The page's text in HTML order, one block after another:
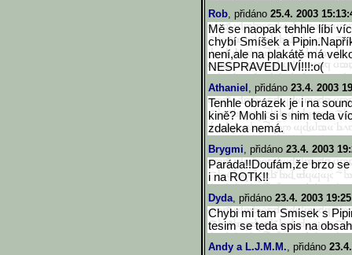
Rob, přidáno 25.4. 2003
Mě se naopak tehhle líbí
chybí Smíšek a
není,ale na plakátě má
NESPRAVEDLIVÍ!!!:o(
Athaniel , přidáno 23.4. 2003
Tenhle obrázek je i na
kině? Mohli si s nim teda
zdaleka nemá.
Brygmi, přidáno 23.4. 2003
Paráda!!Doufám,že brzo
i na ROTK!!
Dyda, přidáno 23.4. 2003
Chybi mi tam Smisek s
tesim se teda spis na
Andy a L.J.M.M., přidáno